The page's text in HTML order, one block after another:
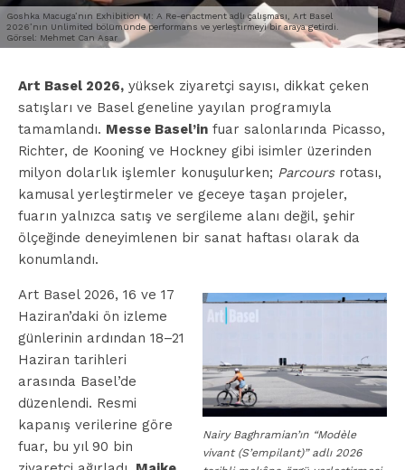
Goshka Macuga’nın Exhibition M: A Re-enactment adlı çalışması, Art Basel
2026’nın Unlimited bölümünde performans ve yerleştirmeyi bir araya getirdi.
Görsel: Mehmet Can Asar
Art Basel 2026, yüksek ziyaretçi sayısı, dikkat çeken
satışları ve Basel geneline yayılan programıyla
tamamlandı. Messe Basel’in fuar salonlarında Picasso,
Richter, de Kooning ve Hockney gibi isimler üzerinden
milyon dolarlık işlemler konuşulurken; Parcoursrotası,
kamusal yerleştirmeler ve geceye taşan projeler,
fuarın yalnızca satış ve sergileme alanı değil, şehir
ölçeğinde deneyimlenen bir sanat haftası olarak da
konumlandı.
Nairy Baghramian’ın “Modèle
vivant (S’empilant)” adlı 2026
Art Basel 2026, 16 ve 17
Haziran’daki ön izleme
günlerinin ardından 18–21
Haziran tarihleri
arasında Basel’de
düzenlendi. Resmi
kapanış verilerine göre
fuar, bu yıl 90 bin